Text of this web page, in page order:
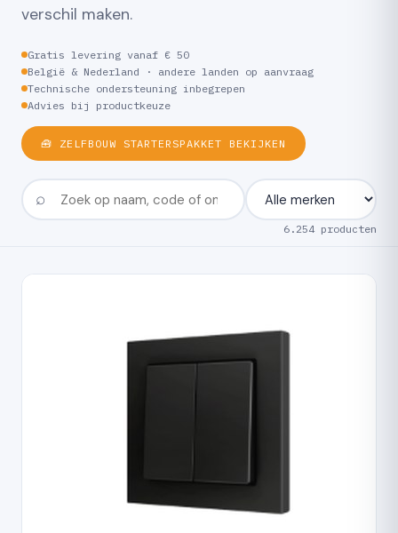
verschil maken.
Gratis levering vanaf € 50
België & Nederland · andere landen op aanvraag
Technische ondersteuning inbegrepen
Advies bij productkeuze
🧰 ZELFBOUW STARTERSPAKKET BEKIJKEN
6.254 producten